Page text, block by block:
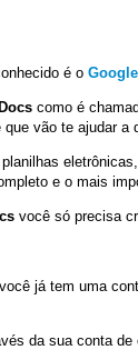
é o
Docs como é
vão te ajudar a
e o mais
você só precisa
você já tem uma
da sua conta